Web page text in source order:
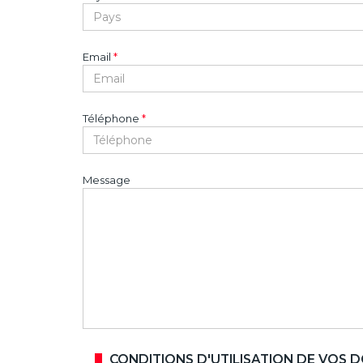
Email *
Téléphone *
Message
CONDITIONS D'UTILISATION DE VOS